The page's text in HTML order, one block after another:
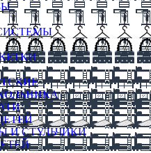
И СТУЛЬЧИКИ